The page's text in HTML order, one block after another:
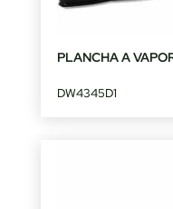
PLANCHA A
DW4345D1